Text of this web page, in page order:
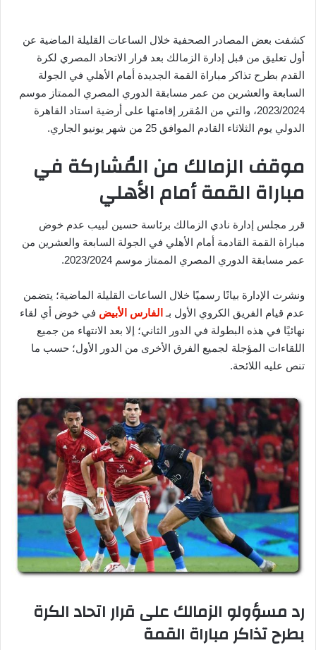
ن
كشفت بعض المصادر الصحفية خلال الساعات القليلة الماضية عن
أول تعليق من قبل إدارة الزمالك بعد قرار الاتحاد المصري لكرة
القدم بطرح تذاكر مباراة القمة الجديدة أمام الأهلي في الجولة
السابعة والعشرين من عمر مسابقة الدوري المصري الممتاز موسم
2023/2024، والتي من المُقرر إقامتها على أرضية استاد القاهرة
الدولي يوم الثلاثاء القادم الموافق 25 من شهر يونيو الجاري.
موقف الزمالك من المُشاركة في
مباراة القمة أمام الأهلي
قرر مجلس إدارة نادي الزمالك برئاسة حسين لبيب عدم خوض
مباراة القمة القادمة أمام الأهلي في الجولة السابعة والعشرين من
عمر مسابقة الدوري المصري الممتاز موسم 2023/2024.
ونشرت الإدارة بيانًا رسميًا خلال الساعات القليلة الماضية؛ يتضمن
عدم قيام الفريق الكروي الأول بـ الفارس الأبيض في خوض أي لقاء
نهائيًا في هذه البطولة في الدور الثاني؛ إلا بعد الانتهاء من جميع
اللقاءات المؤجلة لجميع الفرق الأخرى من الدور الأول؛ حسب ما
تنص عليه اللائحة.
رد مسؤولو الزمالك على قرار اتحاد الكرة
بطرح تذاكر مباراة القمة